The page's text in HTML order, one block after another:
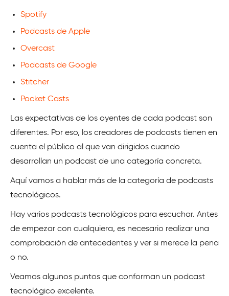
Spotify
Podcasts de Apple
Overcast
Podcasts de Google
Stitcher
Pocket Casts
Las expectativas de los oyentes de cada podcast son
diferentes. Por eso, los creadores de podcasts tienen en
cuenta el público al que van dirigidos cuando
desarrollan un podcast de una categoría concreta.
Aquí vamos a hablar más de la categoría de podcasts
tecnológicos.
Hay varios podcasts tecnológicos para escuchar. Antes
de empezar con cualquiera, es necesario realizar una
comprobación de antecedentes y ver si merece la pena
o no.
Veamos algunos puntos que conforman un podcast
tecnológico excelente.